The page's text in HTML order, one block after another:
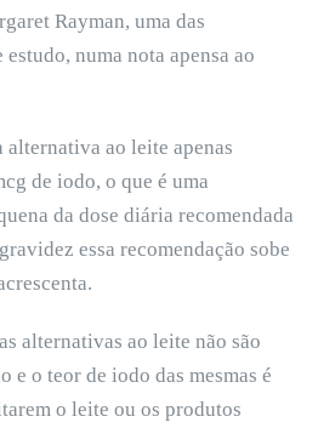
Rayman, uma das
numa nota apensa ao
alternativa ao leite apenas
de iodo, o que é uma
da dose diária recomendada
essa recomendação sobe
alternativas ao leite não são
e o teor de iodo das mesmas é
o leite ou os produtos